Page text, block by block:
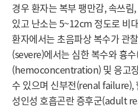
경우 환자는 복부 팽만감, 속쓰
있고 난소는 5~12cm 정도로 비
환자에서는 초음파상 복수가 관
(severe)에서는 심한 복수와 흉
(hemoconcentration) 및 응고
수 있으며 신부전(renal
성인성 호흡곤란 증후군(adult